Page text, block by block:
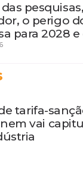
o perigo
para 2028
mundial
tarifa-
vai